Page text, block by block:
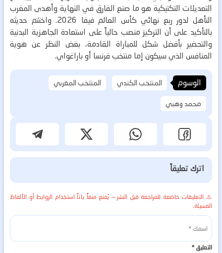
التعديلات التكتيكية هو ما صنع الفارق في النهاية وأهدى المغرب
التأهل لدور ربع نهائي كأس العالم فيفا 2026. واختتم حديثه
بالتأكيد على أن التركيز منصب حالياً على استعادة الجاهزية البدنية
والتحضير بأفضل شكل للمباراة القادمة، بغض النظر عن هوية
المنافس الذي سيكون إما منتخب فرنسا أو باراغواي.
الوسوم المنتخب الكندي
المنتخب المغربي
محمد وهبي
اترك تعليقاً
⚠️ التعليقات خاضعة للمراجعة قبل النشر — يُمنع منعاً باتاً استخدام الروابط أو الألفاظ
المسيئة.
التعليق*